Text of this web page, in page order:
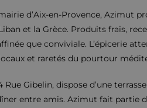
d’Aix-en-Provence, Azimut
et la Grèce. Produits frais,
que conviviale. L’épicerie
et raretés du pourtour
Rue Gibelin, dispose d’une
entre amis. Azimut fait partie